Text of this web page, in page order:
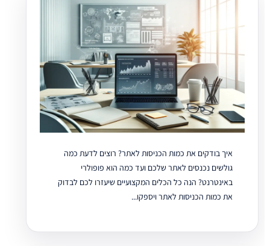
איך בודקים את כמות הכניסות לאתר? רוצים לדעת כמה
גולשים נכנסים לאתר שלכם ועד כמה הוא פופולרי
באינטרנט? הנה כל הכלים המקצועיים שיעזרו לכם לבדוק
את כמות הכניסות לאתר ויספקו...